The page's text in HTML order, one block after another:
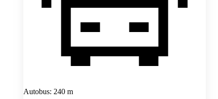
Autobus: 240 m